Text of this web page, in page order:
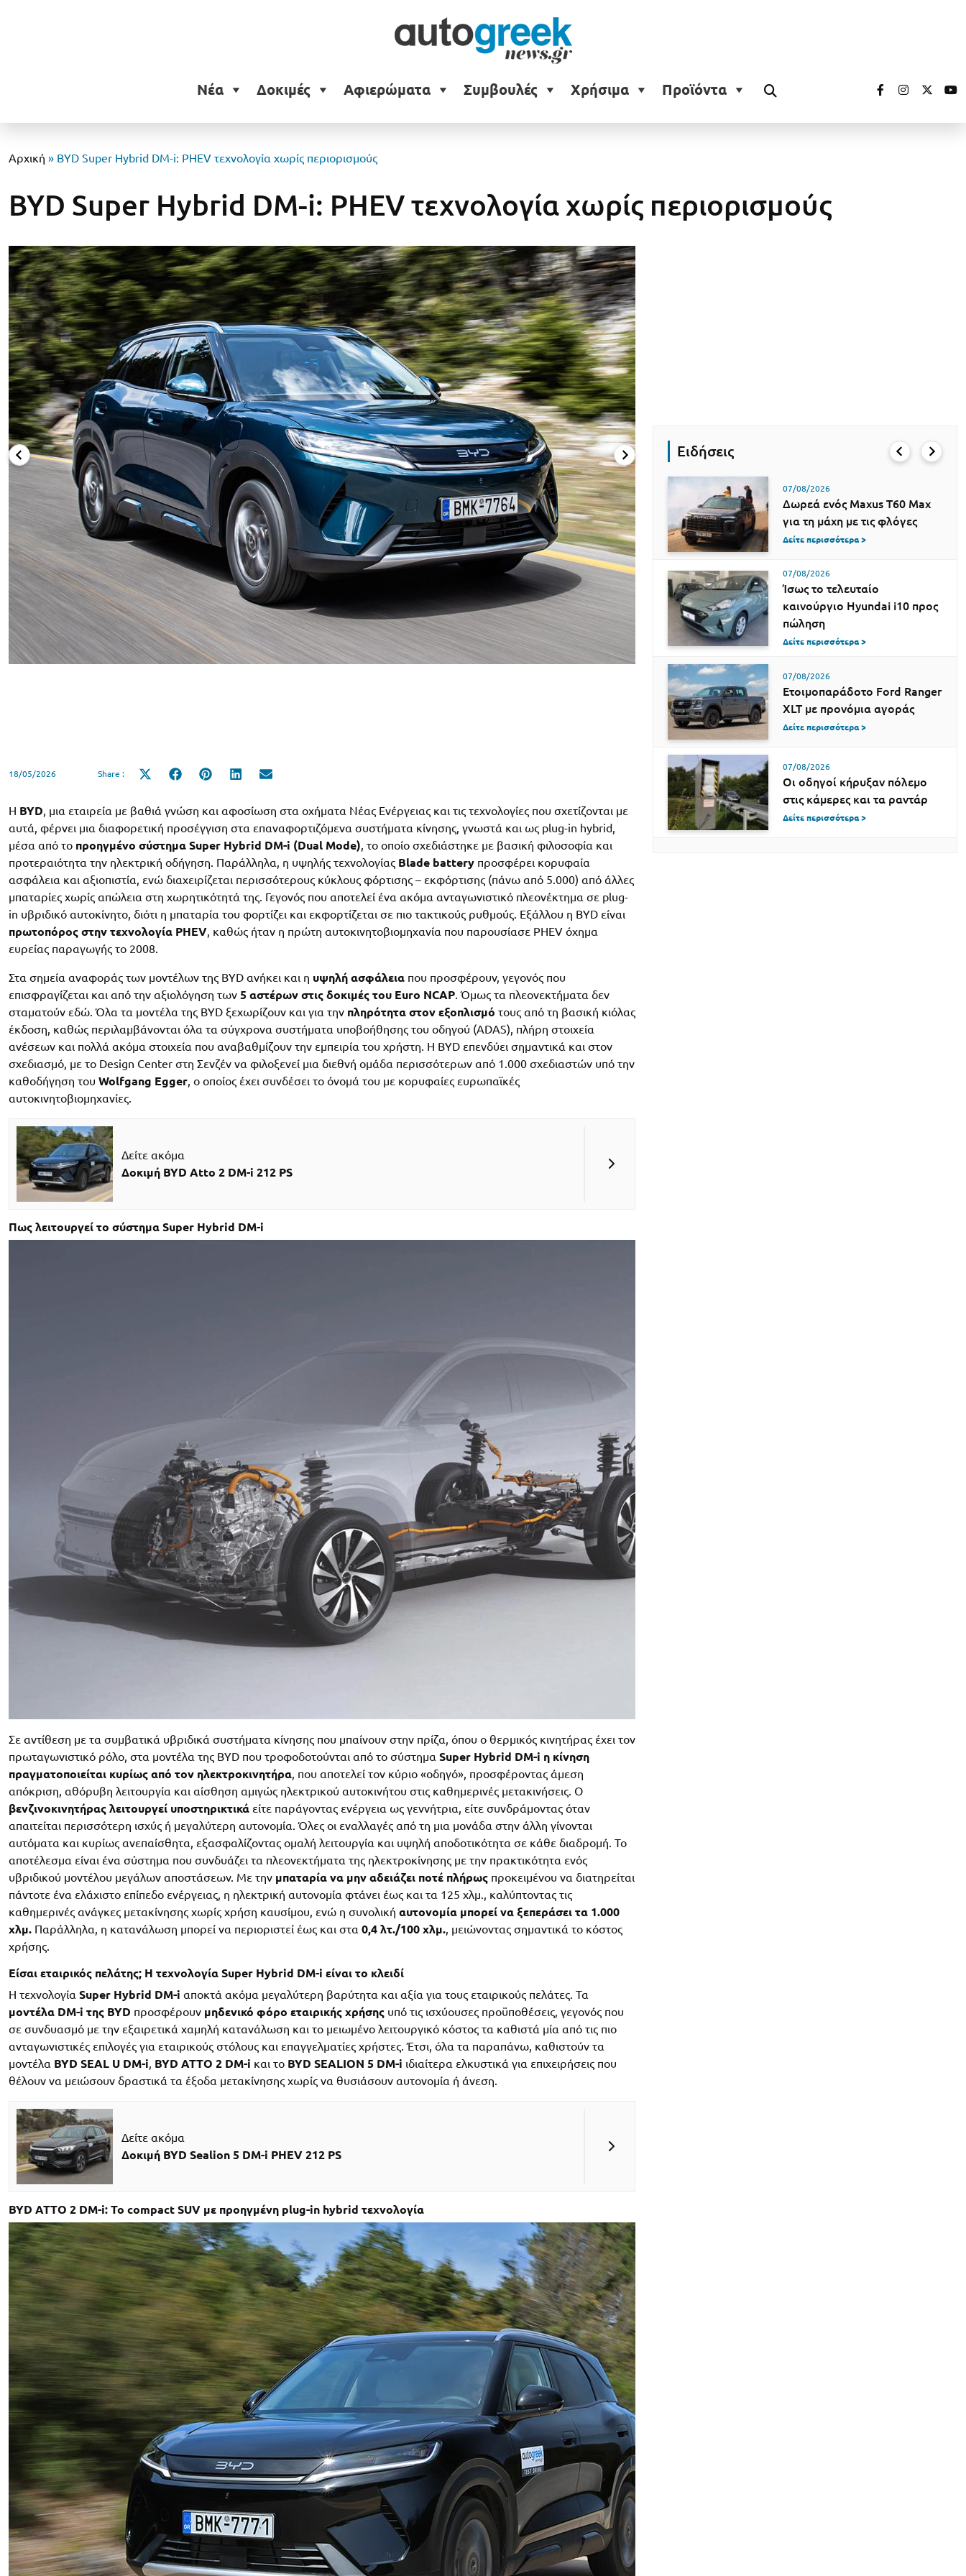
Νέα Δοκιμές Αφιερώματα Συμβουλές Χρήσιμα Προϊόντα
Αρχική » BYD Super Hybrid DM-i: PHEV τεχνολογία χωρίς περιορισμούς
BYD Super Hybrid DM-i: PHEV τεχνολογία χωρίς περιορισμούς
18/05/2026 Share :
Share
Share
Share
Share
Η BYD, μια εταιρεία με βαθιά γνώση και αφοσίωση στα οχήματα Νέας Ενέργειας και τις τεχνολογίες που σχετίζονται με
αυτά, φέρνει μια διαφορετική προσέγγιση στα επαναφορτιζόμενα συστήματα κίνησης, γνωστά και ως plug-in hybrid,
μέσα από το προηγμένο σύστημα Super Hybrid DM-i (Dual Mode), το οποίο σχεδιάστηκε με βασική φιλοσοφία και
προτεραιότητα την ηλεκτρική οδήγηση. Παράλληλα, η υψηλής τεχνολογίας Blade battery προσφέρει κορυφαία
ασφάλεια και αξιοπιστία, ενώ διαχειρίζεται περισσότερους κύκλους φόρτισης – εκφόρτισης (πάνω από 5.000) από άλλες
μπαταρίες χωρίς απώλεια στη χωρητικότητά της. Γεγονός που αποτελεί ένα ακόμα ανταγωνιστικό πλεονέκτημα σε plug-
in υβριδικό αυτοκίνητο, διότι η μπαταρία του φορτίζει και εκφορτίζεται σε πιο τακτικούς ρυθμούς. Εξάλλου η BYD είναι
πρωτοπόρος στην τεχνολογία PHEV, καθώς ήταν η πρώτη αυτοκινητοβιομηχανία που παρουσίασε PHEV όχημα
ευρείας παραγωγής το 2008.
Στα σημεία αναφοράς των μοντέλων της BYD ανήκει και η υψηλή ασφάλεια που προσφέρουν, γεγονός που
επισφραγίζεται και από την αξιολόγηση των 5 αστέρων στις δοκιμές του Euro NCAP. Όμως τα πλεονεκτήματα δεν
σταματούν εδώ. Όλα τα μοντέλα της BYD ξεχωρίζουν και για την πληρότητα στον εξοπλισμό τους από τη βασική κιόλας
έκδοση, καθώς περιλαμβάνονται όλα τα σύγχρονα συστήματα υποβοήθησης του οδηγού (ADAS), πλήρη στοιχεία
ανέσεων και πολλά ακόμα στοιχεία που αναβαθμίζουν την εμπειρία του χρήστη. Η BYD επενδύει σημαντικά και στον
σχεδιασμό, με το Design Center στη Σενζέν να φιλοξενεί μια διεθνή ομάδα περισσότερων από 1.000 σχεδιαστών υπό την
καθοδήγηση του Wolfgang Egger, ο οποίος έχει συνδέσει το όνομά του με κορυφαίες ευρωπαϊκές
αυτοκινητοβιομηχανίες.
Δείτε ακόμα
Δοκιμή BYD Atto 2 DM-i 212 PS
Πως λειτουργεί το σύστημα Super Hybrid DM-i
Σε αντίθεση με τα συμβατικά υβριδικά συστήματα κίνησης που μπαίνουν στην πρίζα, όπου ο θερμικός κινητήρας έχει τον
πρωταγωνιστικό ρόλο, στα μοντέλα της BYD που τροφοδοτούνται από το σύστημα Super Hybrid DM-i η κίνηση
πραγματοποιείται κυρίως από τον ηλεκτροκινητήρα, που αποτελεί τον κύριο «οδηγό», προσφέροντας άμεση
απόκριση, αθόρυβη λειτουργία και αίσθηση αμιγώς ηλεκτρικού αυτοκινήτου στις καθημερινές μετακινήσεις. Ο
βενζινοκινητήρας λειτουργεί υποστηρικτικά είτε παράγοντας ενέργεια ως γεννήτρια, είτε συνδράμοντας όταν
απαιτείται περισσότερη ισχύς ή μεγαλύτερη αυτονομία. Όλες οι εναλλαγές από τη μια μονάδα στην άλλη γίνονται
αυτόματα και κυρίως ανεπαίσθητα, εξασφαλίζοντας ομαλή λειτουργία και υψηλή αποδοτικότητα σε κάθε διαδρομή. Το
αποτέλεσμα είναι ένα σύστημα που συνδυάζει τα πλεονεκτήματα της ηλεκτροκίνησης με την πρακτικότητα ενός
υβριδικού μοντέλου μεγάλων αποστάσεων. Με την μπαταρία να μην αδειάζει ποτέ πλήρως προκειμένου να διατηρείται
πάντοτε ένα ελάχιστο επίπεδο ενέργειας, η ηλεκτρική αυτονομία φτάνει έως και τα 125 χλμ., καλύπτοντας τις
καθημερινές ανάγκες μετακίνησης χωρίς χρήση καυσίμου, ενώ η συνολική αυτονομία μπορεί να ξεπεράσει τα 1.000
χλμ. Παράλληλα, η κατανάλωση μπορεί να περιοριστεί έως και στα 0,4 λτ./100 χλμ., μειώνοντας σημαντικά το κόστος
χρήσης.
Είσαι εταιρικός πελάτης; Η τεχνολογία Super Hybrid DM-i είναι το κλειδί
Η τεχνολογία Super Hybrid DM-i αποκτά ακόμα μεγαλύτερη βαρύτητα και αξία για τους εταιρικούς πελάτες. Τα
μοντέλα DM-i της BYD προσφέρουν μηδενικό φόρο εταιρικής χρήσης υπό τις ισχύουσες προϋποθέσεις, γεγονός που
σε συνδυασμό με την εξαιρετικά χαμηλή κατανάλωση και το μειωμένο λειτουργικό κόστος τα καθιστά μία από τις πιο
ανταγωνιστικές επιλογές για εταιρικούς στόλους και επαγγελματίες χρήστες. Έτσι, όλα τα παραπάνω, καθιστούν τα
μοντέλα BYD SEAL U DM-i, BYD ATTO 2 DM-i και το BYD SEALION 5 DM-i ιδιαίτερα ελκυστικά για επιχειρήσεις που
θέλουν να μειώσουν δραστικά τα έξοδα μετακίνησης χωρίς να θυσιάσουν αυτονομία ή άνεση.
Δείτε ακόμα
Δοκιμή BYD Sealion 5 DM-i PHEV 212 PS
BYD ATTO 2 DM-i: Το compact SUV με προηγμένη plug-in hybrid τεχνολογία
Ειδήσεις
07/08/2026
Δωρεά ενός Maxus T60 Max
για τη μάχη με τις φλόγες
Δείτε περισσότερα >
07/08/2026
Ίσως το τελευταίο
καινούργιο Hyundai i10 προς
πώληση
Δείτε περισσότερα >
07/08/2026
Ετοιμοπαράδοτο Ford Ranger
XLT με προνόμια αγοράς
Δείτε περισσότερα >
07/08/2026
Οι οδηγοί κήρυξαν πόλεμο
στις κάμερες και τα ραντάρ
Δείτε περισσότερα >